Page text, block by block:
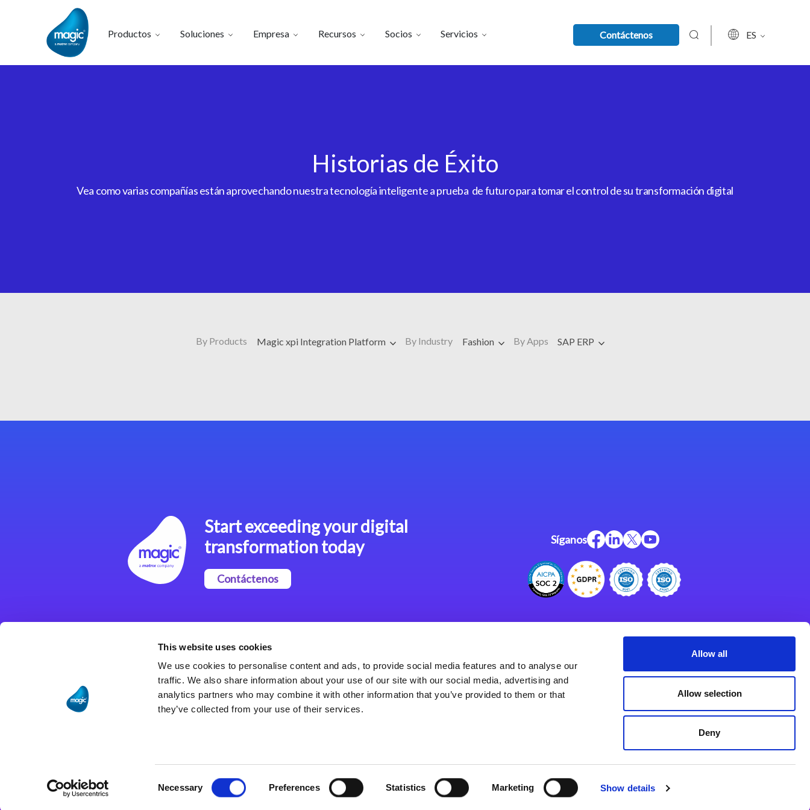
This website uses cookies
We use cookies to personalise content and ads, to provide social media features and to analyse our
traffic. We also share information about your use of our site with our social media, advertising and
analytics partners who may combine it with other information that you’ve provided to them or that
they’ve collected from your use of their services.
Necessary Preferences Statistics Marketing Show details
Allow all
Allow selection
Deny
Productos Soluciones Empresa Recursos Socios Servicios Contáctenos ES
Historias de Éxito
Vea como varias compañías están aprovechando nuestra tecnología inteligente a prueba de futuro para tomar el control de su transformación digital
By Products Magic xpi Integration Platform By Industry Fashion By Apps SAP ERP
Start exceeding your digital
transformation today
Contáctenos
Síganos
Integración
Soluciones de integración
Marco de Aplicaciones Web
de Magic xpa
Acerca de Magic
Oficinas Internacionales
Políticas de Privacidad
Programa de Asociados